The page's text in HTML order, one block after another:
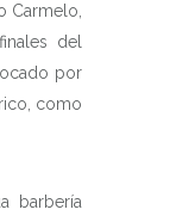
Carmelo,
del
por
como
barbería